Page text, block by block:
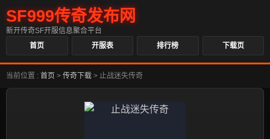
SF999传奇发布网
新开传奇SF开服信息聚合平台
首页
开服表 排行榜 下载页
当前位置 : 首页 > 传奇下载 > 止战迷失传奇